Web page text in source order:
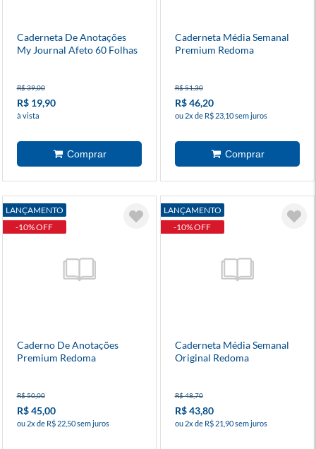
Caderneta De Anotações
My Journal Afeto 60 Folhas
R$ 39,00
R$ 19,90
à vista
Caderneta Média Semanal
Premium Redoma
R$ 51,30
R$ 46,20
ou 2x de R$ 23,10 sem juros
LANÇAMENTO
-10% OFF
Caderno De Anotações
Premium Redoma
R$ 50,00
R$ 45,00
ou 2x de R$ 22,50 sem juros
LANÇAMENTO
-10% OFF
Caderneta Média Semanal
Original Redoma
R$ 48,70
R$ 43,80
ou 2x de R$ 21,90 sem juros